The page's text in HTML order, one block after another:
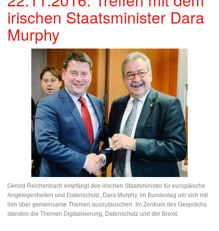
irischen Staatsminister Dara
Murphy
Gerold Reichenbach empfängt den irischen Staatsminister für europäische
Angelegenheiten und Datenschutz, Dara Murphy, im Bundestag um sich mit
ihm über gemeinsame Themen auszutauschen. Im Zentrum des Gesprächs
standen die Themen Digitalisierung, Datenschutz und der Brexit.